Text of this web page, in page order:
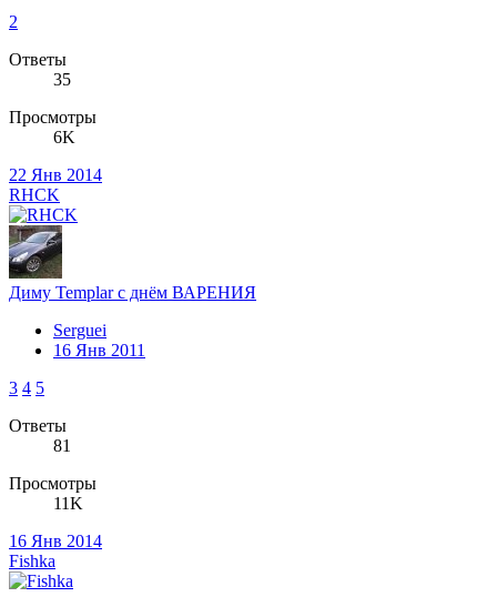
2
Ответы
35
Просмотры
6K
22 Янв 2014
RHCK
Диму Templar с днём ВАРЕНИЯ
Serguei
16 Янв 2011
3 4 5
Ответы
81
Просмотры
11K
16 Янв 2014
Fishka